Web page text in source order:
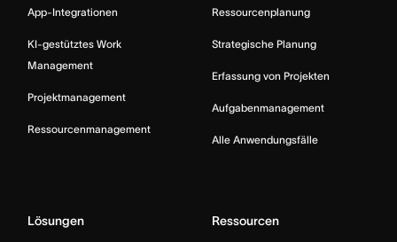
App-Integrationen
KI-gestütztes Work
Management
Projektmanagement
Ressourcenmanagement
Ressourcenplanung
Strategische Planung
Erfassung von Projekten
Aufgabenmanagement
Alle Anwendungsfälle
Lösungen Ressourcen